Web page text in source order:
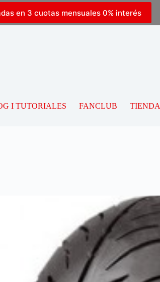
en 3 cuotas mensuales 0% interés
I TUTORIALES FANCLUB TIENDA